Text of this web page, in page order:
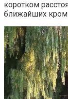
коротком
ближайших